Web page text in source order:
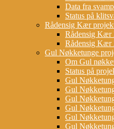
Data fra
Status på
Rådensig Kær
Rådensig Kær
Rådensig Kær
Gul Nøkketunge
Om Gul
Status på
Gul
Gul
Gul
Gul
Gul
Gul